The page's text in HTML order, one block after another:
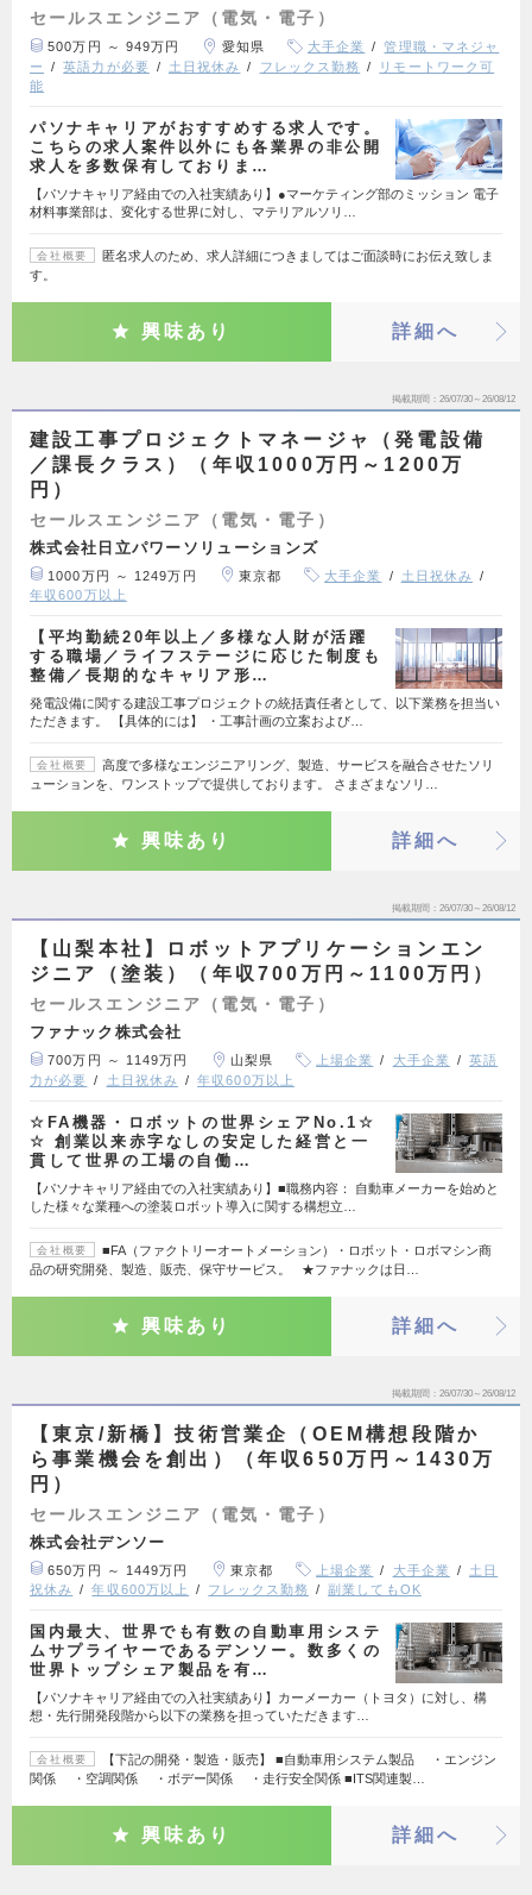
セールスエンジニア（電気・電子）
500万円 ～ 949万円 愛知県 大手企業
管理職・マネジャ
ー
英語力が必要 土日祝休み フレックス勤務
リモートワーク可
能
パソナキャリアがおすすめする求人です。
こちらの求人案件以外にも各業界の非公開
求人を多数保有しておりま…
【パソナキャリア経由での入社実績あり】●マーケティング部のミッション 電子
材料事業部は、変化する世界に対し、マテリアルソリ…
会社概要
匿名求人のため、求人詳細につきましてはご面談時にお伝え致しま
す。
興味あり 詳細へ
掲載期間 26/07/30～26/08/12
建設工事プロジェクトマネージャ（発電設備
／課長クラス）（年収1000万円～1200万
円）
セールスエンジニア（電気・電子）
株式会社日立パワーソリューションズ
1000万円 ～ 1249万円 東京都 大手企業
土日祝休み
年収600万以上
【平均勤続20年以上／多様な人財が活躍
する職場／ライフステージに応じた制度も
整備／長期的なキャリア形…
発電設備に関する建設工事プロジェクトの統括責任者として、以下業務を担当い
ただきます。 【具体的には】 ・工事計画の立案および…
会社概要
高度で多様なエンジニアリング、製造、サービスを融合させたソリ
ューションを、ワンストップで提供しております。 さまざまなソリ…
興味あり 詳細へ
掲載期間 26/07/30～26/08/12
【山梨本社】ロボットアプリケーションエン
ジニア（塗装）（年収700万円～1100万円）
セールスエンジニア（電気・電子）
ファナック株式会社
700万円 ～ 1149万円 山梨県 上場企業 大手企業
英語
力が必要
土日祝休み 年収600万以上
☆FA機器・ロボットの世界シェアNo.1☆
☆ 創業以来赤字なしの安定した経営と一
貫して世界の工場の自働…
【パソナキャリア経由での入社実績あり】■職務内容： 自動車メーカーを始めと
した様々な業種への塗装ロボット導入に関する構想立…
会社概要
■FA（ファクトリーオートメーション）・ロボット・ロボマシン商
品の研究開発、製造、販売、保守サービス。 ★ファナックは日…
興味あり 詳細へ
掲載期間 26/07/30～26/08/12
【東京/新橋】技術営業企（OEM構想段階か
ら事業機会を創出）（年収650万円～1430万
円）
セールスエンジニア（電気・電子）
株式会社デンソー
650万円 ～ 1449万円 東京都 上場企業 大手企業
土日
祝休み
年収600万以上 フレックス勤務 副業してもOK
国内最大、世界でも有数の自動車用システ
ムサプライヤーであるデンソー。数多くの
世界トップシェア製品を有…
【パソナキャリア経由での入社実績あり】カーメーカー（トヨタ）に対し、構
想・先行開発段階から以下の業務を担っていただきます…
会社概要
【下記の開発・製造・販売】 ■自動車用システム製品 ・エンジン
関係 ・空調関係 ・ボデー関係 ・走行安全関係 ■ITS関連製…
興味あり 詳細へ